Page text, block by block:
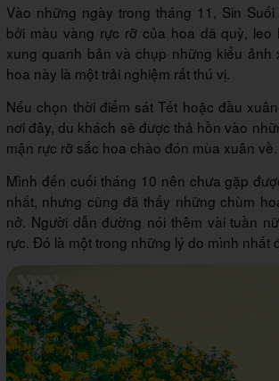
Vào những ngày trong tháng 11, Sin
bởi màu vàng rực rỡ của hoa dã quỳ,
xung quanh bản và chụp những kiểu ảnh
hoa này là một trải nghiệm rất thú vị.
Nếu chọn thời điểm sát Tết hoặc đầu
nơi đây, du khách sẽ được thả hồn vào
mận rực rỡ sắc hoa chào đón mùa xuân về.
Mình đến cuối tháng 10 nên chưa gặp
nhất, nhưng cũng đã thấy những chùm
nở. Người dẫn đường nói thêm vài tuần
rực. Đó là một trong những lý do mình nhất